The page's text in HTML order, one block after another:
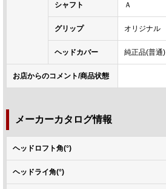
シャフト Ａ
グリップ オリジナル
ヘッドカバー 純正品(普通)
お店からのコメント/商品状態
メーカーカタログ情報
ヘッドロフト角(°)
ヘッドライ角(°)